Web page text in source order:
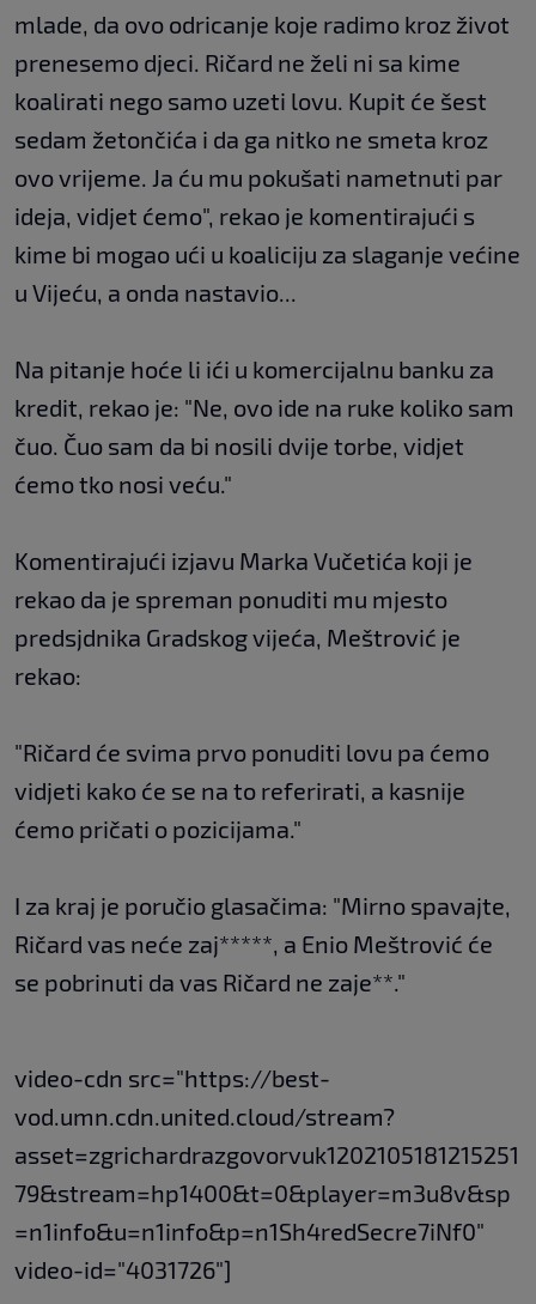
mlade, da ovo odricanje koje radimo kroz život
prenesemo djeci. Ričard ne želi ni sa kime
koalirati nego samo uzeti lovu. Kupit će šest
sedam žetončića i da ga nitko ne smeta kroz
ovo vrijeme. Ja ću mu pokušati nametnuti par
ideja, vidjet ćemo", rekao je komentirajući s
kime bi mogao ući u koaliciju za slaganje većine
u Vijeću, a onda nastavio...
Na pitanje hoće li ići u komercijalnu banku za
kredit, rekao je: "Ne, ovo ide na ruke koliko sam
čuo. Čuo sam da bi nosili dvije torbe, vidjet
ćemo tko nosi veću."
Komentirajući izjavu Marka Vučetića koji je
rekao da je spreman ponuditi mu mjesto
predsjdnika Gradskog vijeća, Meštrović je
rekao:
"Ričard će svima prvo ponuditi lovu pa ćemo
vidjeti kako će se na to referirati, a kasnije
ćemo pričati o pozicijama."
I za kraj je poručio glasačima: "Mirno spavajte,
Ričard vas neće zaj*****, a Enio Meštrović će
se pobrinuti da vas Ričard ne zaje**."
video-cdn src="https://best-
vod.umn.cdn.united.cloud/stream?
asset=zgrichardrazgovorvuk1202105181215251
79&stream=hp1400&t=0&player=m3u8v&sp
=n1info&u=n1info&p=n1Sh4redSecre7iNf0"
video-id="4031726"]